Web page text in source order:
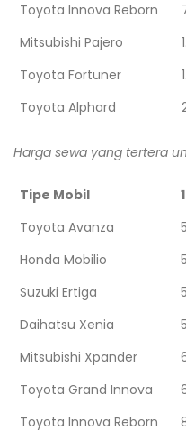
Toyota Innova Reborn
Mitsubishi Pajero
Toyota Fortuner
Toyota Alphard
Harga sewa yang tertera
Tipe Mobil
Toyota Avanza
Honda Mobilio
Suzuki Ertiga
Daihatsu Xenia
Mitsubishi Xpander
Toyota Grand Innova
Toyota Innova Reborn